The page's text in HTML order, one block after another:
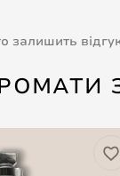
залишить
З